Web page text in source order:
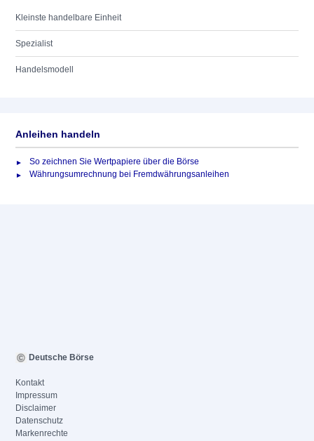
Kleinste handelbare Einheit
Spezialist
Handelsmodell
Anleihen handeln
So zeichnen Sie Wertpapiere über die Börse
Währungsumrechnung bei Fremdwährungsanleihen
Deutsche Börse
Kontakt
Impressum
Disclaimer
Datenschutz
Markenrechte